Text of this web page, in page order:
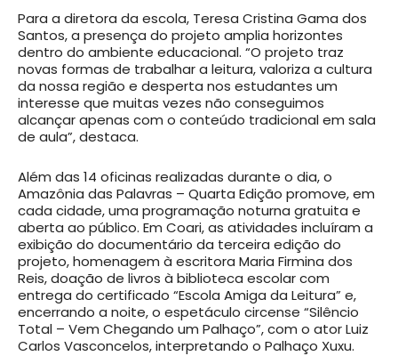
Para a diretora da escola, Teresa Cristina Gama dos
Santos, a presença do projeto amplia horizontes
dentro do ambiente educacional. “O projeto traz
novas formas de trabalhar a leitura, valoriza a cultura
da nossa região e desperta nos estudantes um
interesse que muitas vezes não conseguimos
alcançar apenas com o conteúdo tradicional em sala
de aula”, destaca.
Além das 14 oficinas realizadas durante o dia, o
Amazônia das Palavras – Quarta Edição promove, em
cada cidade, uma programação noturna gratuita e
aberta ao público. Em Coari, as atividades incluíram a
exibição do documentário da terceira edição do
projeto, homenagem à escritora Maria Firmina dos
Reis, doação de livros à biblioteca escolar com
entrega do certificado “Escola Amiga da Leitura” e,
encerrando a noite, o espetáculo circense “Silêncio
Total – Vem Chegando um Palhaço”, com o ator Luiz
Carlos Vasconcelos, interpretando o Palhaço Xuxu.